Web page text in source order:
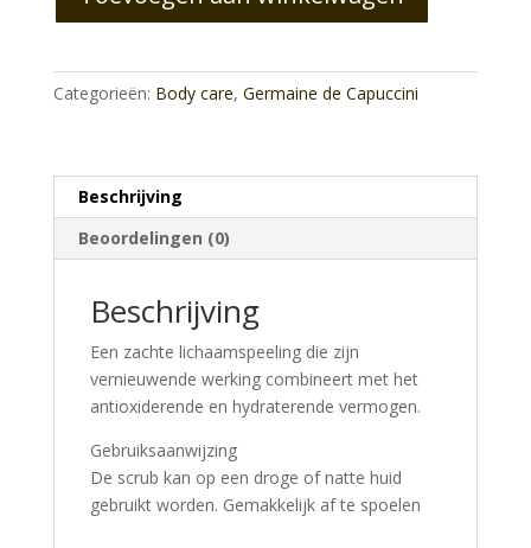
Cream
aantal
Categorieën: Body care, Germaine de Capuccini
Beschrijving
Beoordelingen (0)
Beschrijving
Een zachte lichaamspeeling die zijn
vernieuwende werking combineert met het
antioxiderende en hydraterende vermogen.
Gebruiksaanwijzing
De scrub kan op een droge of natte huid
gebruikt worden. Gemakkelijk af te spoelen